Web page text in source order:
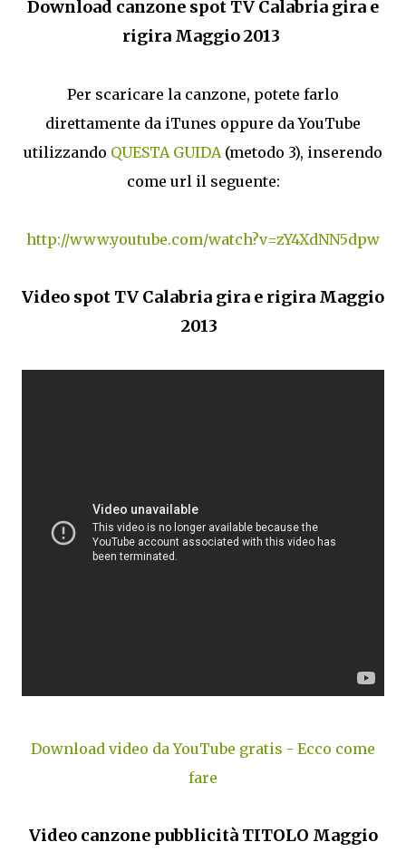
Download canzone spot TV Calabria gira e
rigira Maggio 2013
Per scaricare la canzone, potete farlo
direttamente da iTunes oppure da YouTube
utilizzando QUESTA GUIDA (metodo 3), inserendo
come url il seguente:
http://www.youtube.com/watch?v=zY4XdNN5dpw
Video spot TV Calabria gira e rigira Maggio
2013
Download video da YouTube gratis - Ecco come
fare
Video canzone pubblicità TITOLO Maggio